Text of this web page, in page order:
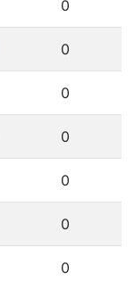
0
0
0
0
0
0
0